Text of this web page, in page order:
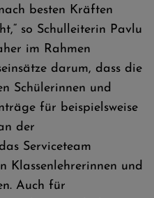
besten Kräften
so Schulleiterin Pavlu
im Rahmen
darum, dass die
Schülerinnen und
für beispielsweise
der
Serviceteam
Klassenlehrerinnen und
Auch für